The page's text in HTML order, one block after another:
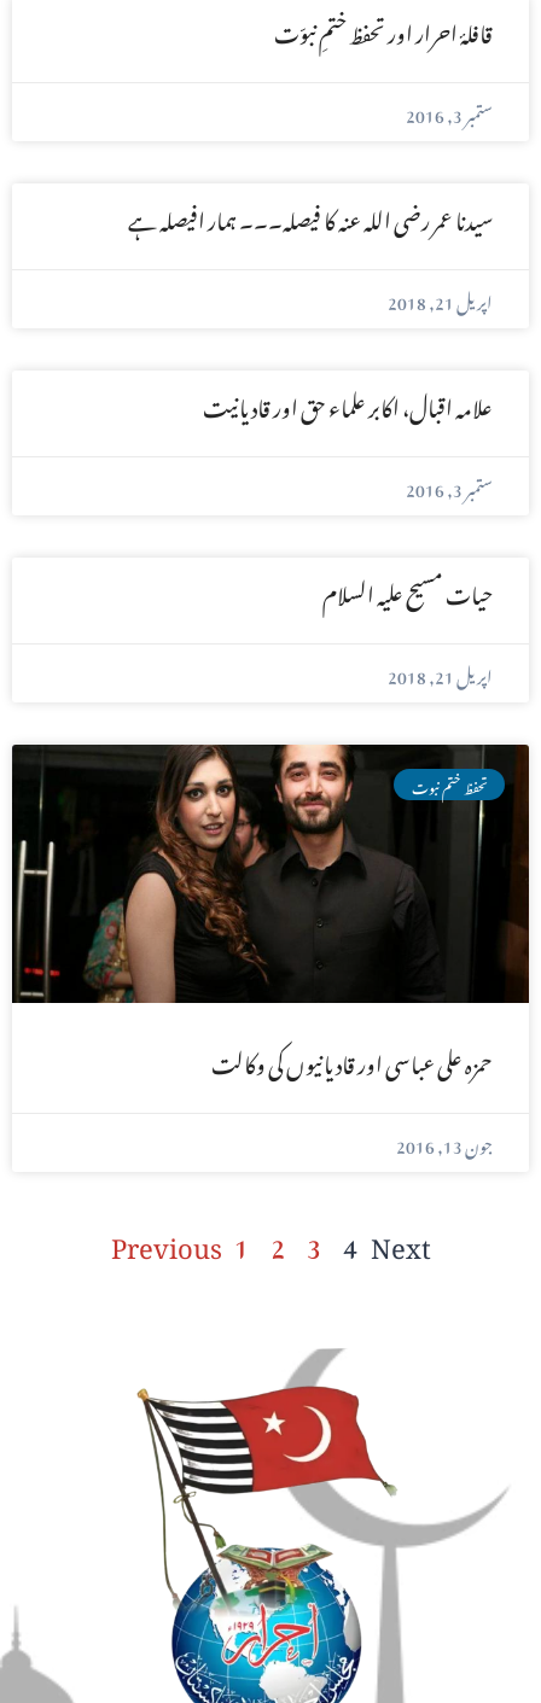
قافلۂ احرار اور تحفظ ختمِ نبوّت
ستمبر 3, 2016
سیدنا عمر رضی اللہ عنہ کا فیصلہ۔۔۔ ہمار افیصلہ ہے
اپریل 21, 2018
علامہ اقبال، اکابر علماء حق اور قادیانیت
ستمبر 3, 2016
حیات مسیح علیہ السلام
اپریل 21, 2018
تحفظ ختم نبوت
حمزہ علی عباسی اور قادیانیوں کی وکالت
جون 13, 2016
Previous 1 2 3 4 Next